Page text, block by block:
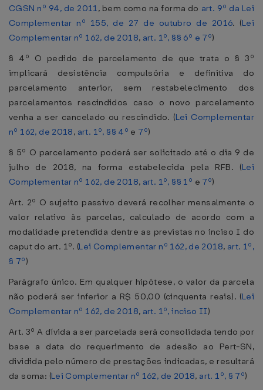
CGSN nº 94, de 2011, bem como na forma do art. 9º da Lei
Complementar nº 155, de 27 de outubro de 2016. (Lei
Complementar nº 162, de 2018, art. 1º, §§ 6º e 7º)
§ 4º O pedido de parcelamento de que trata o § 3º
implicará desistência compulsória e definitiva do
parcelamento anterior, sem restabelecimento dos
parcelamentos rescindidos caso o novo parcelamento
venha a ser cancelado ou rescindido. (Lei Complementar
nº 162, de 2018, art. 1º, §§ 4º e 7º)
§ 5º O parcelamento poderá ser solicitado até o dia 9 de
julho de 2018, na forma estabelecida pela RFB. (Lei
Complementar nº 162, de 2018, art. 1º, §§ 1º e 7º)
Art. 2º O sujeito passivo deverá recolher mensalmente o
valor relativo às parcelas, calculado de acordo com a
modalidade pretendida dentre as previstas no inciso I do
caput do art. 1º. (Lei Complementar nº 162, de 2018, art. 1º,
§ 7º)
Parágrafo único. Em qualquer hipótese, o valor da parcela
não poderá ser inferior a R$ 50,00 (cinquenta reais). (Lei
Complementar nº 162, de 2018, art. 1º, inciso II)
Art. 3º A dívida a ser parcelada será consolidada tendo por
base a data do requerimento de adesão ao Pert-SN,
dividida pelo número de prestações indicadas, e resultará
da soma: (Lei Complementar nº 162, de 2018, art. 1º, § 7º)